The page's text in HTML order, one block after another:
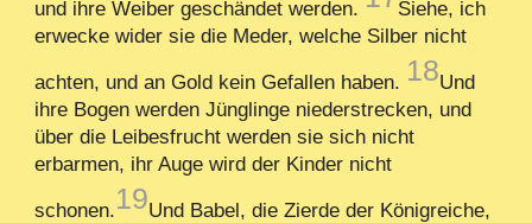
und ihre Weiber geschändet werden.
Siehe, ich
erwecke wider sie die Meder, welche Silber nicht
achten, und an Gold kein Gefallen haben. 18Und
ihre Bogen werden Jünglinge niederstrecken, und
über die Leibesfrucht werden sie sich nicht
erbarmen, ihr Auge wird der Kinder nicht
schonen.19Und Babel, die Zierde der Königreiche,